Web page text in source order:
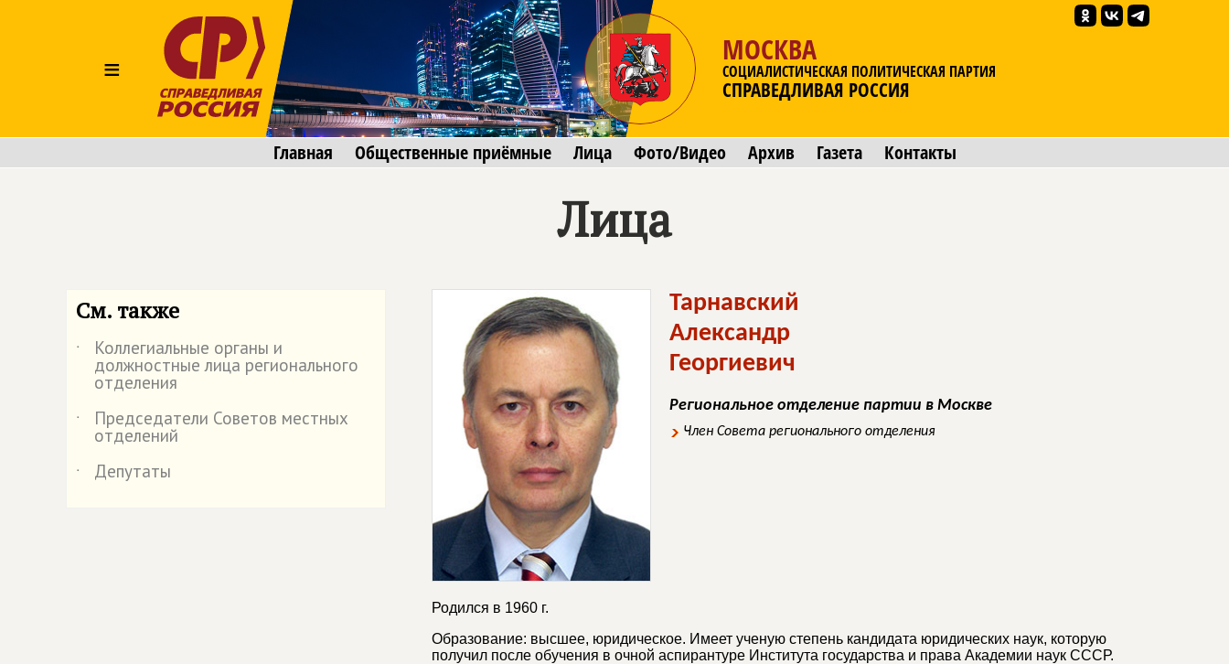
≡
МОСКВА
СОЦИАЛИСТИЧЕСКАЯ ПОЛИТИЧЕСКАЯ ПАРТИЯ
СПРАВЕДЛИВАЯ РОССИЯ
Главная Общественные приёмные Лица Фото/Видео Архив Газета Контакты
Лица
См. также
˙ Коллегиальные органы и
должностные лица регионального
отделения
˙
Председатели Советов местных
отделений
˙
Депутаты
Тарнавский
Александр
Георгиевич
Региональное отделение партии в Москве
Член Совета регионального отделения
Родился в 1960 г.
Образование: высшее, юридическое. Имеет ученую степень кандидата юридических наук, которую
получил после обучения в очной аспирантуре Института государства и права Академии наук СССР.